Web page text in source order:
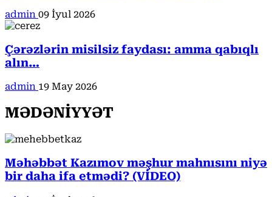
admin 09 İyul 2026
Çərəzlərin misilsiz faydası: amma qabıqlı
alın…
admin 19 May 2026
MƏDƏNİYYƏT
Məhəbbət Kazımov məşhur mahnısını niyə
bir daha ifa etmədi? (VİDEO)